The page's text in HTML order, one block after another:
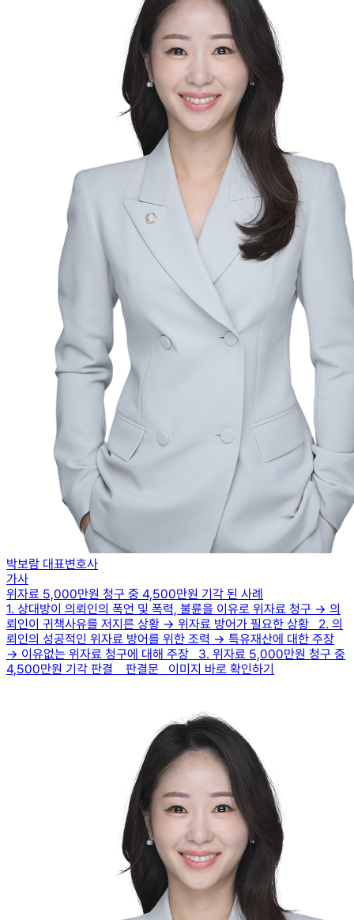
박보람 대표변호사
가사
위자료 5,000만원 청구 중 4,500만원 기각 된 사례
1. 상대방이 의뢰인의 폭언 및 폭력, 불륜을 이유로 위자료 청구 → 의
뢰인이 귀책사유를 저지른 상황 → 위자료 방어가 필요한 상황 2. 의
뢰인의 성공적인 위자료 방어를 위한 조력 → 특유재산에 대한 주장
→ 이유없는 위자료 청구에 대해 주장 3. 위자료 5,000만원 청구 중
4,500만원 기각 판결 판결문 이미지 바로 확인하기